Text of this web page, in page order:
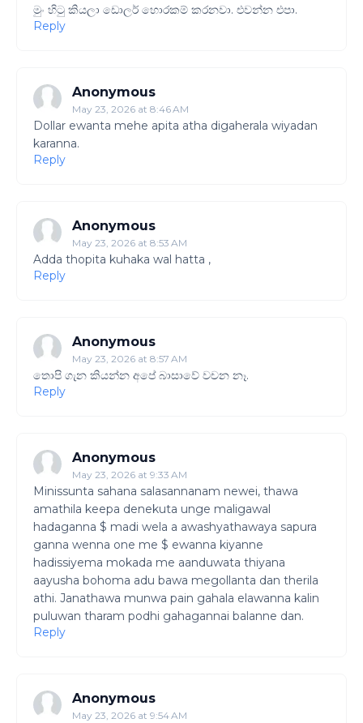
මුං හිටු කියලා ඩොලර් හොරකම් කරනවා. එවන්න එපා.
Reply
Anonymous
May 23, 2026 at 8:46 AM
Dollar ewanta mehe apita atha digaherala wiyadan
karanna.
Reply
Anonymous
May 23, 2026 at 8:53 AM
Adda thopita kuhaka wal hatta ,
Reply
Anonymous
May 23, 2026 at 8:57 AM
තොපි ගැන කියන්න අපේ බාසාවේ වචන නෑ.
Reply
Anonymous
May 23, 2026 at 9:33 AM
Minissunta sahana salasannanam newei, thawa
amathila keepa denekuta unge maligawal
hadaganna $ madi wela a awashyathawaya sapura
ganna wenna one me $ ewanna kiyanne
hadissiyema mokada me aanduwata thiyana
aayusha bohoma adu bawa megollanta dan therila
athi. Janathawa munwa pain gahala elawanna kalin
puluwan tharam podhi gahagannai balanne dan.
Reply
Anonymous
May 23, 2026 at 9:54 AM